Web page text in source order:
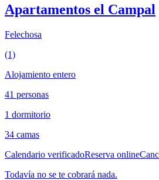
Apartamentos el Campal
Felechosa
(1)
Alojamiento entero
41 personas
1 dormitorio
34 camas
Calendario verificadoReserva online
Todavía no se te cobrará nada.